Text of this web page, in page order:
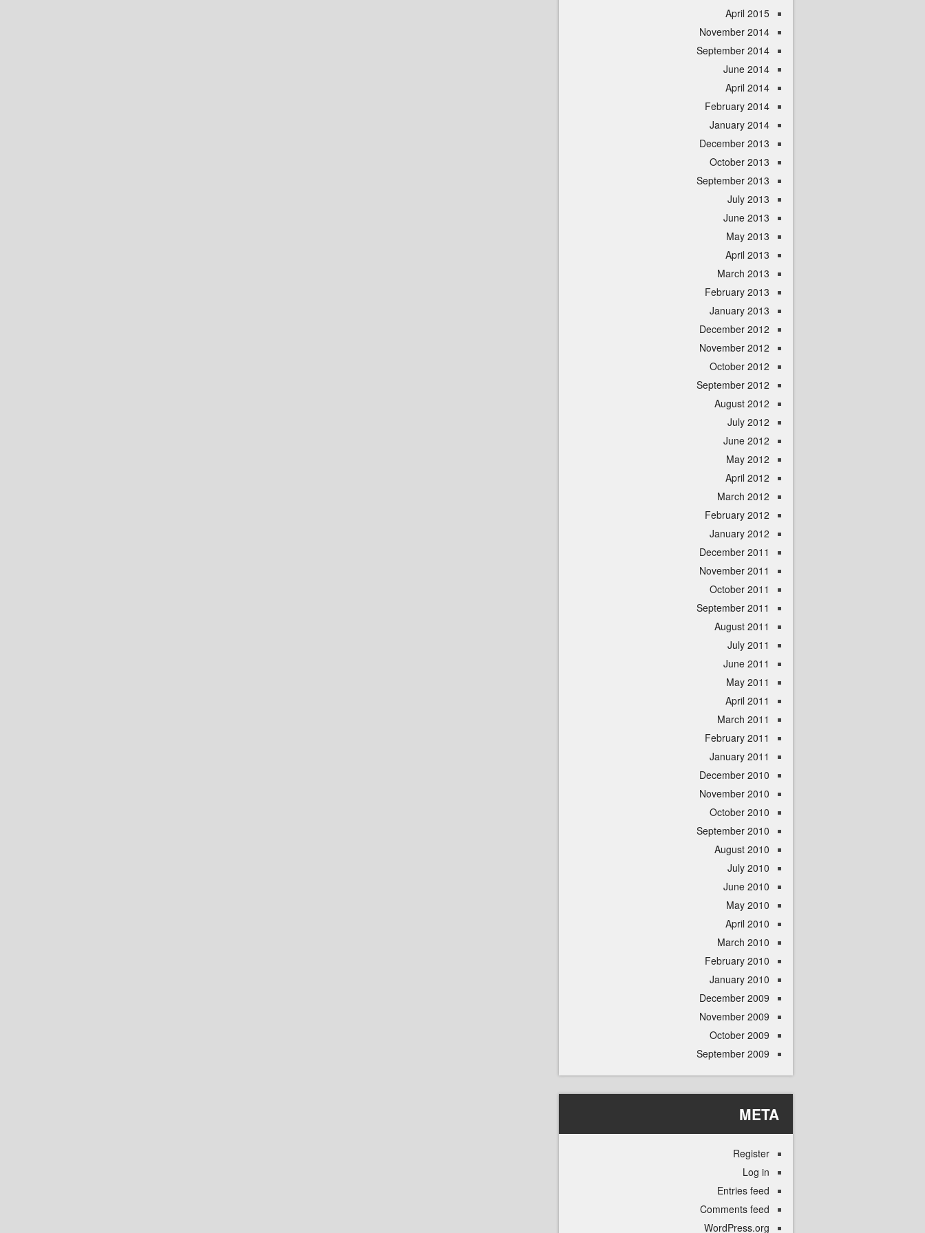
April 2015
November 2014
September 2014
June 2014
April 2014
February 2014
January 2014
December 2013
October 2013
September 2013
July 2013
June 2013
May 2013
April 2013
March 2013
February 2013
January 2013
December 2012
November 2012
October 2012
September 2012
August 2012
July 2012
June 2012
May 2012
April 2012
March 2012
February 2012
January 2012
December 2011
November 2011
October 2011
September 2011
August 2011
July 2011
June 2011
May 2011
April 2011
March 2011
February 2011
January 2011
December 2010
November 2010
October 2010
September 2010
August 2010
July 2010
June 2010
May 2010
April 2010
March 2010
February 2010
January 2010
December 2009
November 2009
October 2009
September 2009
META
Register
Log in
Entries feed
Comments feed
WordPress.org